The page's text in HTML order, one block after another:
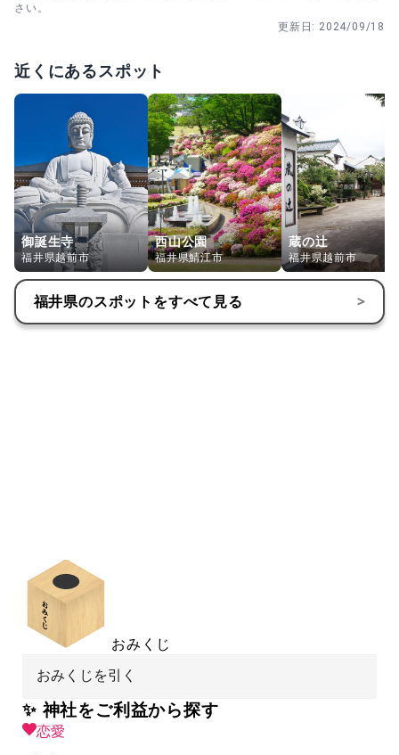
さい。
更新日: 2024/09/18
近くにあるスポット
御誕生寺
福井県越前市
西山公園
福井県鯖江市
蔵の辻
福井県越前市
福井県のスポットをすべて見る >
おみくじ
おみくじを引く
✨ 神社をご利益から探す
恋愛